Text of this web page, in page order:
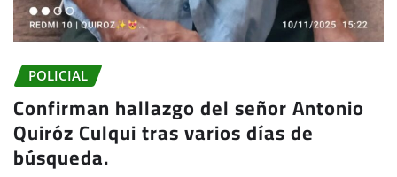
POLICIAL
Confirman hallazgo del señor Antonio
Quiróz Culqui tras varios días de
búsqueda.